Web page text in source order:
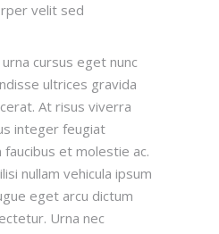
velit sed
cursus eget nunc
ultrices gravida
At risus viverra
integer feugiat
faucibus et molestie ac.
nullam vehicula ipsum
eget arcu dictum
Urna nec